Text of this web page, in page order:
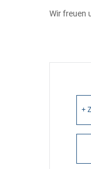
Wir freuen
+